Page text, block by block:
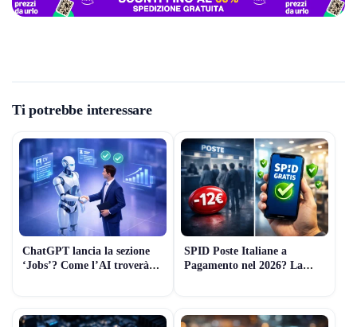
Ti potrebbe interessare
ChatGPT lancia la sezione
‘Jobs’? Come l’AI troverà
SPID Poste Italiane a
Pagamento nel 2026? La